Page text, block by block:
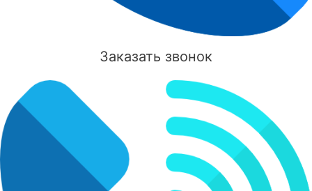
Заказать звонок